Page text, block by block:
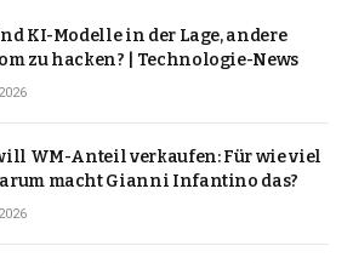
KI-Modelle in der Lage, andere
zu hacken? | Technologie-News
WM-Anteil verkaufen: Für wie viel
macht Gianni Infantino das?